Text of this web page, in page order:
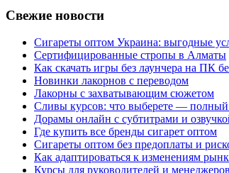
Свежие новости
Сигареты оптом Украина: выгодные
Сертифицированные стропы в Алматы
Как скачать игры без лаунчера на ПК
Новинки лакорнов с переводом
Лакорны с захватывающим сюжетом
Сливы курсов: что выберете — полный
Дорамы онлайн с субтитрами и
Где купить все бренды сигарет оптом
Сигареты оптом без предоплаты и
Как адаптироваться к изменениям
Курсы для руководителей и менеджеров